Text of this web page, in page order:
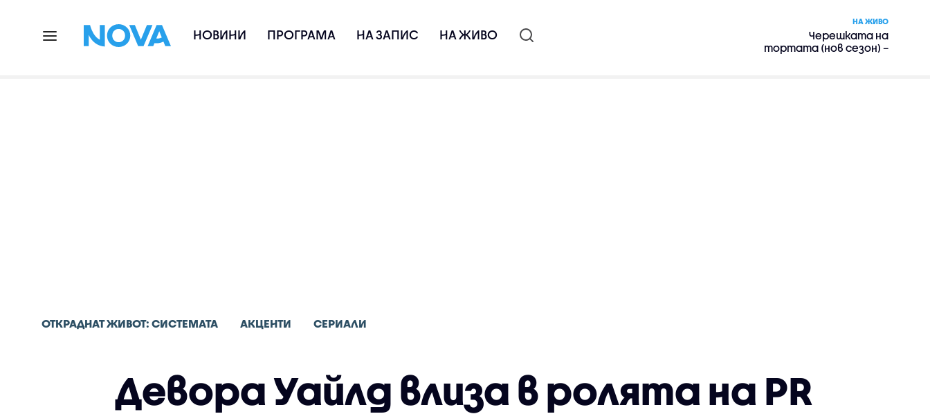
НОВИНИ ПРОГРАМА НА ЗАПИС НА ЖИВО
НА ЖИВО
Черешката на
тортата (нов сезон) –
ОТКРАДНАТ ЖИВОТ: СИСТЕМАТА АКЦЕНТИ СЕРИАЛИ
Девора Уайлд влиза в ролята на PR